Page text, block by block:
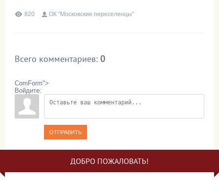
820 ОК "Московские переселенцы"
Всего комментариев: 0
ComForm">
Войдите:
ОТПРАВИТЬ
ДОБРО ПОЖАЛОВАТЬ!